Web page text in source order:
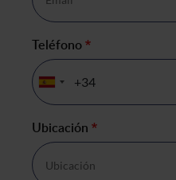
Teléfono *
Ubicación *